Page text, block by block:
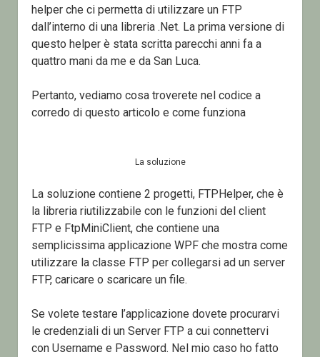
helper che ci permetta di utilizzare un FTP
dall’interno di una libreria .Net. La prima versione di
questo helper è stata scritta parecchi anni fa a
quattro mani da me e da San Luca.
Pertanto, vediamo cosa troverete nel codice a
corredo di questo articolo e come funziona
La soluzione
La soluzione contiene 2 progetti, FTPHelper, che è
la libreria riutilizzabile con le funzioni del client
FTP e FtpMiniClient, che contiene una
semplicissima applicazione WPF che mostra come
utilizzare la classe FTP per collegarsi ad un server
FTP, caricare o scaricare un file.
Se volete testare l’applicazione dovete procurarvi
le credenziali di un Server FTP a cui connettervi
con Username e Password. Nel mio caso ho fatto